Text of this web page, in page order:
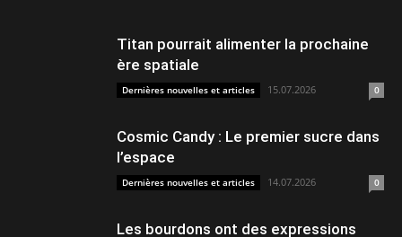
Titan pourrait alimenter la prochaine
ère spatiale
Dernières nouvelles et articles 15.07.2026 0
Cosmic Candy : Le premier sucre dans
l’espace
Dernières nouvelles et articles 14.07.2026 0
Les bourdons ont des expressions